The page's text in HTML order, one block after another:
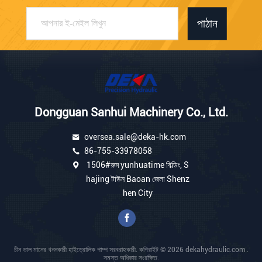
পাঠান
Dongguan Sanhui Machinery Co., Ltd.
oversea.sale@deka-hk.com
86-755-33978058
1506#রুম yunhuatime বিল্ডিং, S
hajing টাউন Baoan জেলা Shenz
hen City
চীন ভাল মানের খননকারী হাইড্রোলিক পাম্প সরবরাহকারী. কপিরাইট © 2026 dekahydraulic.com .
সমস্ত অধিকার সংরক্ষিত.